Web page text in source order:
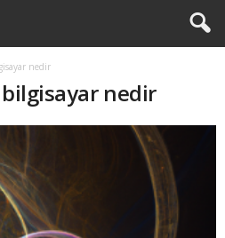
nedir
nedir